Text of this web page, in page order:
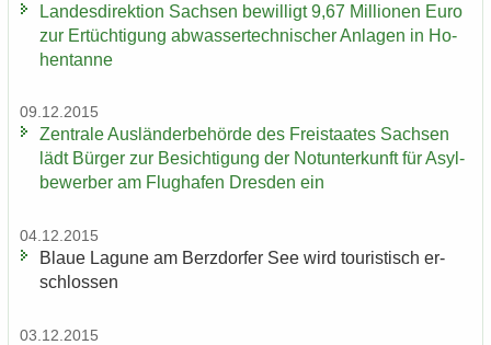
​
Landesdirektion Sach­sen be­wil­ligt 9,67 Mil­lio­nen Euro
zur Er­tüch­ti­gung ab­was­ser­tech­ni­scher An­la­gen in Ho­
hen­tan­ne
09.12.2015
Zen­tra­le Aus­län­der­be­hör­de des Frei­staa­tes Sach­sen
lädt Bür­ger zur Be­sich­ti­gung der Not­un­ter­kunft für Asyl­
be­wer­ber am Flug­ha­fen Dres­den ein
04.12.2015
Blaue La­gu­ne am Berz­dor­fer See wird tou­ris­tisch er­
schlos­sen
03.12.2015